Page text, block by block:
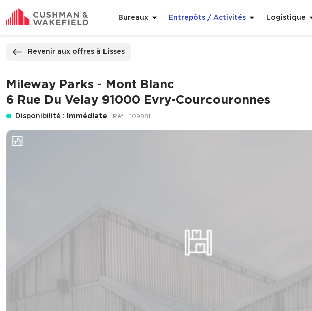
Bureaux Entrepôts / Activités Logistique
Revenir aux offres à Lisses
Mileway Parks - Mont Blanc
6 Rue Du Velay 91000 Evry-Courcouronnes
Disponibilité : Immédiate | Réf. : 109881